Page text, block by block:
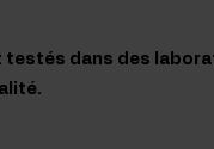
testés dans des